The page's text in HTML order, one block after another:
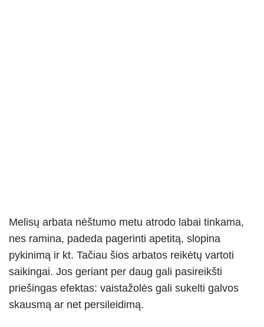
Melisų arbata nėštumo metu atrodo labai tinkama,
nes ramina, padeda pagerinti apetitą, slopina
pykinimą ir kt. Tačiau šios arbatos reikėtų vartoti
saikingai. Jos geriant per daug gali pasireikšti
priešingas efektas: vaistažolės gali sukelti galvos
skausmą ar net persileidimą.